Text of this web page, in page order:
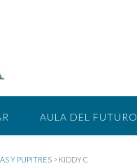
AULA DEL FUTURO
Y PUPITRES > KIDDY C